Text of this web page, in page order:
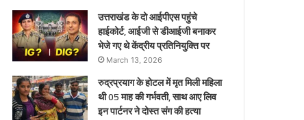
उत्तराखंड के दो आईपीएस पहुंचे
हाईकोर्ट, आईजी से डीआईजी बनाकर
भेजे गए थे केंद्रीय प्रतिनियुक्ति पर
March 13, 2026
रुद्रप्रयाग के होटल में मृत मिली महिला
थी 05 माह की गर्भवती, साथ आए लिव
इन पार्टनर ने दोस्त संग की हत्या